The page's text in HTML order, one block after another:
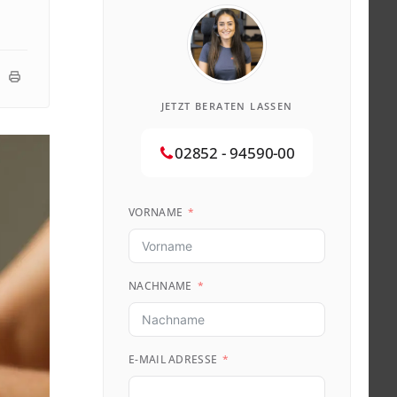
JETZT BERATEN LASSEN
02852 - 94590-00
VORNAME
NACHNAME
E-MAIL ADRESSE